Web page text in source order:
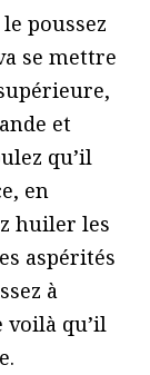
poussez
se mettre
et
qu’il
en
huiler les
aspérités
à
voilà qu’il